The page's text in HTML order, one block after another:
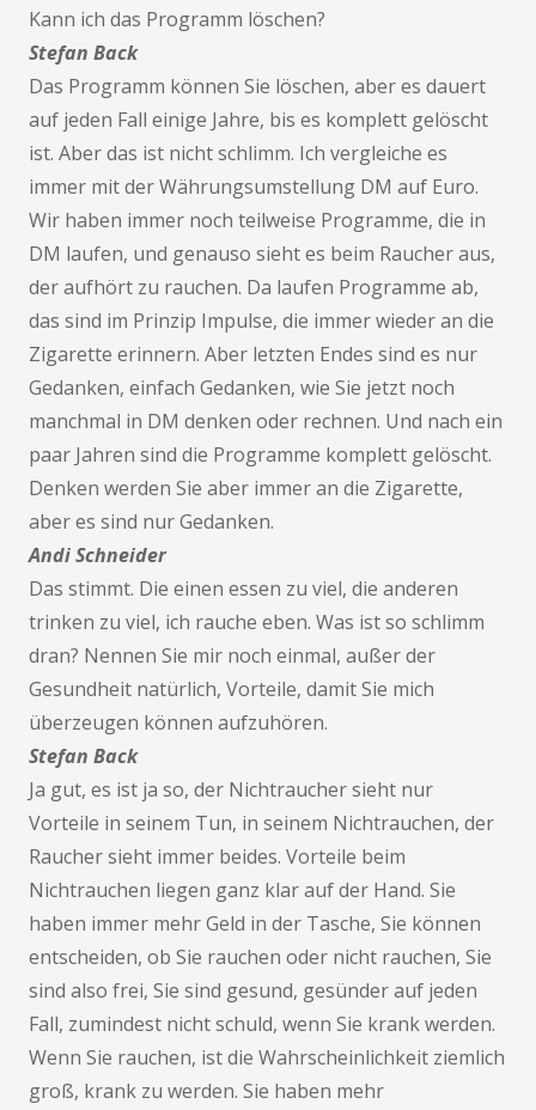
Kann ich das Programm löschen?
Stefan Back
Das Programm können Sie löschen, aber es dauert
auf jeden Fall einige Jahre, bis es komplett gelöscht
ist. Aber das ist nicht schlimm. Ich vergleiche es
immer mit der Währungsumstellung DM auf Euro.
Wir haben immer noch teilweise Programme, die in
DM laufen, und genauso sieht es beim Raucher aus,
der aufhört zu rauchen. Da laufen Programme ab,
das sind im Prinzip Impulse, die immer wieder an die
Zigarette erinnern. Aber letzten Endes sind es nur
Gedanken, einfach Gedanken, wie Sie jetzt noch
manchmal in DM denken oder rechnen. Und nach ein
paar Jahren sind die Programme komplett gelöscht.
Denken werden Sie aber immer an die Zigarette,
aber es sind nur Gedanken.
Andi Schneider
Das stimmt. Die einen essen zu viel, die anderen
trinken zu viel, ich rauche eben. Was ist so schlimm
dran? Nennen Sie mir noch einmal, außer der
Gesundheit natürlich, Vorteile, damit Sie mich
überzeugen können aufzuhören.
Stefan Back
Ja gut, es ist ja so, der Nichtraucher sieht nur
Vorteile in seinem Tun, in seinem Nichtrauchen, der
Raucher sieht immer beides. Vorteile beim
Nichtrauchen liegen ganz klar auf der Hand. Sie
haben immer mehr Geld in der Tasche, Sie können
entscheiden, ob Sie rauchen oder nicht rauchen, Sie
sind also frei, Sie sind gesund, gesünder auf jeden
Fall, zumindest nicht schuld, wenn Sie krank werden.
Wenn Sie rauchen, ist die Wahrscheinlichkeit ziemlich
groß, krank zu werden. Sie haben mehr